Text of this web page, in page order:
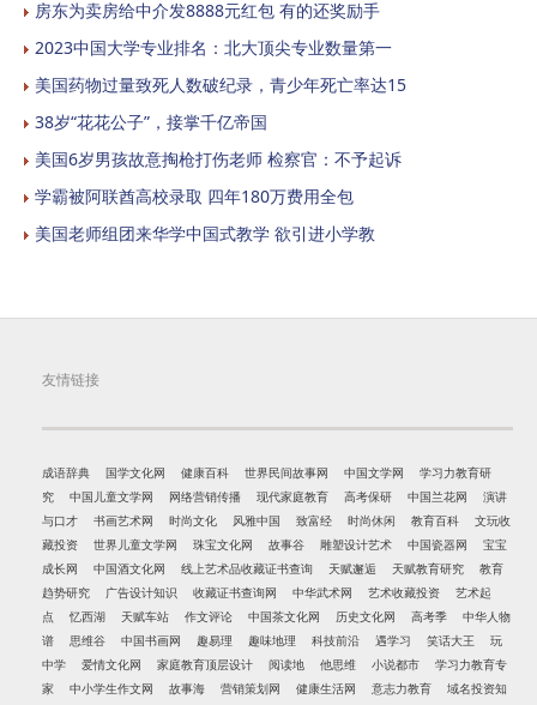
房东为卖房给中介发8888元红包 有的还奖励手
2023中国大学专业排名：北大顶尖专业数量第一
美国药物过量致死人数破纪录，青少年死亡率达15
38岁“花花公子”，接掌千亿帝国
美国6岁男孩故意掏枪打伤老师 检察官：不予起诉
学霸被阿联酋高校录取 四年180万费用全包
美国老师组团来华学中国式教学 欲引进小学教
友情链接
成语辞典 国学文化网 健康百科 世界民间故事网 中国文学网
学习力教育研
究
中国儿童文学网 网络营销传播 现代家庭教育 高考保研 中国兰花网
演讲
与口才
书画艺术网 时尚文化 风雅中国 致富经 时尚休闲 教育百科
文玩收
藏投资
世界儿童文学网 珠宝文化网 故事谷 雕塑设计艺术 中国瓷器网
宝宝
成长网
中国酒文化网 线上艺术品收藏证书查询 天赋邂逅 天赋教育研究
教育
趋势研究
广告设计知识 收藏证书查询网 中华武术网 艺术收藏投资
艺术起
点
忆西湖 天赋车站 作文评论 中国茶文化网 历史文化网 高考季
中华人物
谱
思维谷 中国书画网 趣易理 趣味地理 科技前沿 遇学习 笑话大王
玩
中学
爱情文化网 家庭教育顶层设计 阅读地 他思维 小说都市
学习力教育专
家
中小学生作文网 故事海 营销策划网 健康生活网 意志力教育
域名投资知